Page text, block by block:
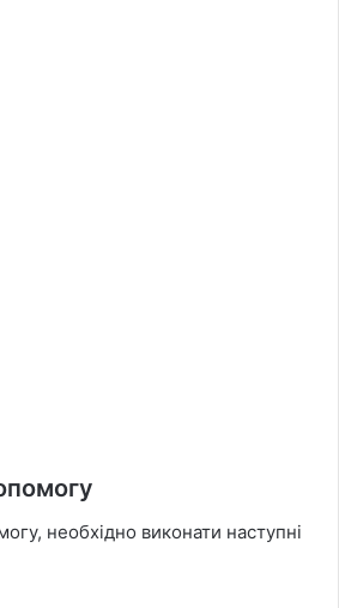
необхідно виконати наступні